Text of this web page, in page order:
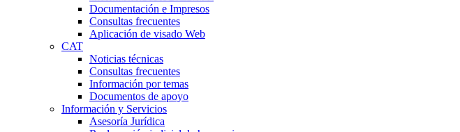
Documentación e Impresos
Consultas frecuentes
Aplicación de visado Web
CAT
Noticias técnicas
Consultas frecuentes
Información por temas
Documentos de apoyo
Información y Servicios
Asesoría Jurídica